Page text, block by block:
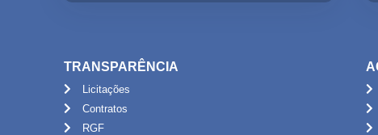
TRANSPARÊNCIA
Licitações
Contratos
RGF